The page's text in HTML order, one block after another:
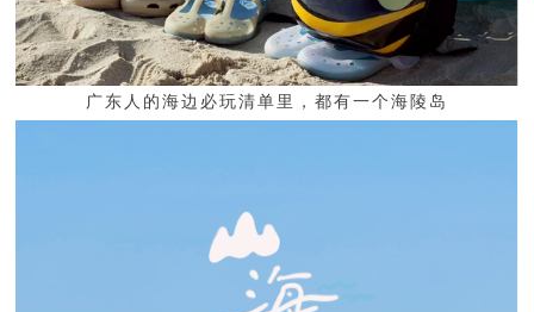
广东人的海边必玩清单里，都有一个海陵岛